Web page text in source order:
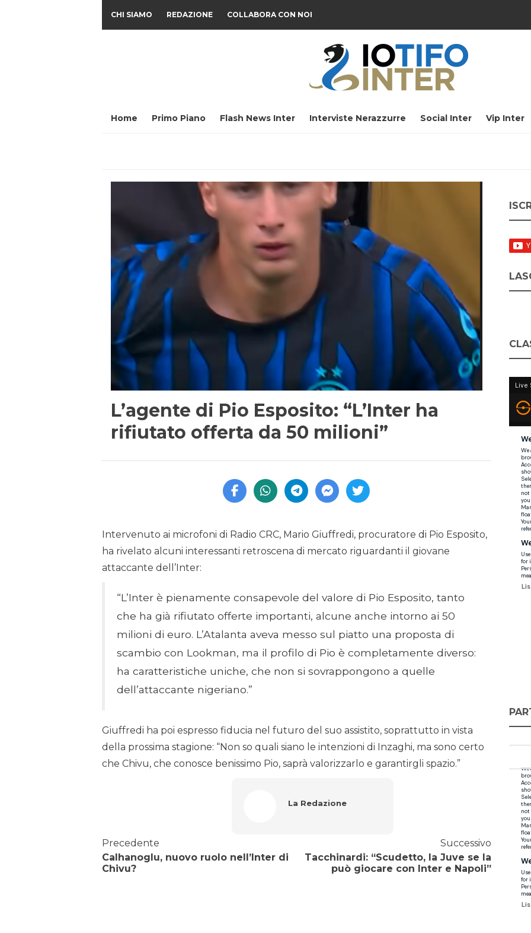
CHI SIAMO REDAZIONE COLLABORA CON NOI
Home Primo Piano Flash News Inter Interviste Nerazzurre Social Inter Vip Inter
L’agente di Pio Esposito: “L’Inter ha
rifiutato offerta da 50 milioni”
Intervenuto ai microfoni di Radio CRC, Mario Giuffredi, procuratore di Pio Esposito,
ha rivelato alcuni interessanti retroscena di mercato riguardanti il giovane
attaccante dell’Inter:
“L’Inter è pienamente consapevole del valore di Pio Esposito, tanto
che ha già rifiutato offerte importanti, alcune anche intorno ai 50
milioni di euro. L’Atalanta aveva messo sul piatto una proposta di
scambio con Lookman, ma il profilo di Pio è completamente diverso:
ha caratteristiche uniche, che non si sovrappongono a quelle
dell’attaccante nigeriano.”
Giuffredi ha poi espresso fiducia nel futuro del suo assistito, soprattutto in vista
della prossima stagione: “Non so quali siano le intenzioni di Inzaghi, ma sono certo
che Chivu, che conosce benissimo Pio, saprà valorizzarlo e garantirgli spazio.”
La Redazione
Precedente
Calhanoglu, nuovo ruolo nell’Inter di
Chivu?
Successivo
Tacchinardi: “Scudetto, la Juve se la
può giocare con Inter e Napoli”